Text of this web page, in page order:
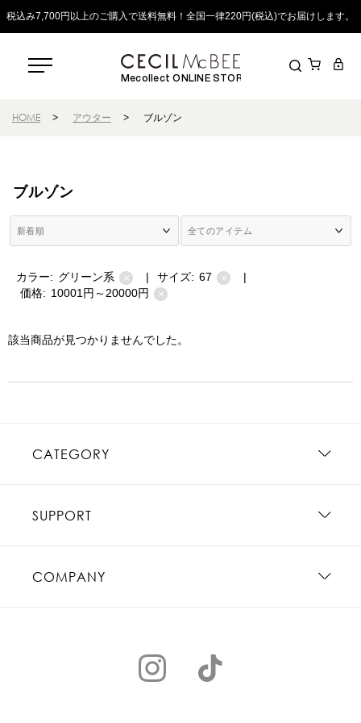
税込み7,700円以上のご購入で送料無料！全国一律220円(税込)でお届けします。
Mecollect ONLINE STORE
HOME > アウター > ブルゾン
ブルゾン
カラー: グリーン系 × | サイズ: 67 ×
|
価格: 10001円～20000円 ×
該当商品が見つかりませんでした。
CATEGORY
SUPPORT
COMPANY